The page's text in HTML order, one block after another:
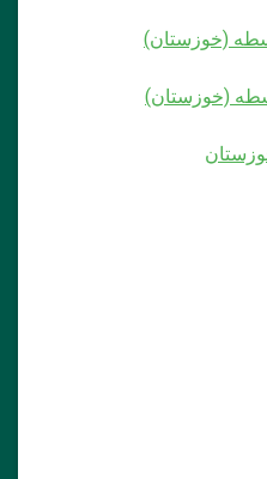
(خوزستان)
(خوزستان)